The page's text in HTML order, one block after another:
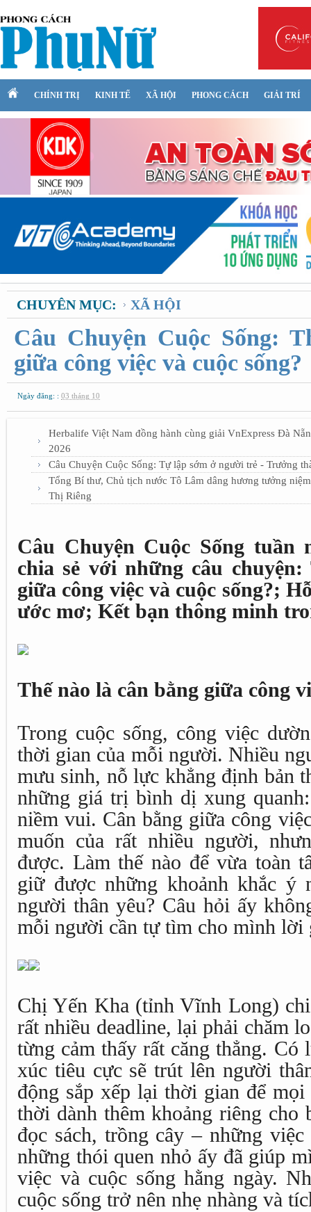
CHÍNH TRỊ KINH TẾ XÃ HỘI PHONG CÁCH GIẢI TRÍ
CHUYÊN MỤC: XÃ HỘI
Câu Chuyện Cuộc Sống:
giữa công việc và cuộc sống?
Ngày đăng: : 03 tháng 10
Herbalife Việt Nam đồng hành cùng giải VnExpress Đà
2026
Câu Chuyện Cuộc Sống: Tự lập sớm ở người trẻ - Trưởng
Tổng Bí thư, Chủ tịch nước Tô Lâm dâng hương tưởng
Thị Riêng
Câu Chuyện Cuộc Sống tuần
chia sẻ với những câu
giữa công việc và cuộc sống?;
ước mơ; Kết bạn thông minh
Thế nào là cân bằng giữa công
Trong cuộc sống, công việc
thời gian của mỗi người. Nhiều
mưu sinh, nỗ lực khẳng định bản
những giá trị bình dị xung
niềm vui. Cân bằng giữa công
muốn của rất nhiều người,
được. Làm thế nào để vừa toàn
giữ được những khoảnh khắc ý
người thân yêu? Câu hỏi ấy
mỗi người cần tự tìm cho mình lời
Chị Yến Kha (tỉnh Vĩnh Long)
rất nhiều deadline, lại phải chăm
từng cảm thấy rất căng thẳng. Có
xúc tiêu cực sẽ trút lên người
động sắp xếp lại thời gian để
thời dành thêm khoảng riêng cho
đọc sách, trồng cây – những
những thói quen nhỏ ấy đã giúp
việc và cuộc sống hằng ngày.
cuộc sống trở nên nhẹ nhàng và